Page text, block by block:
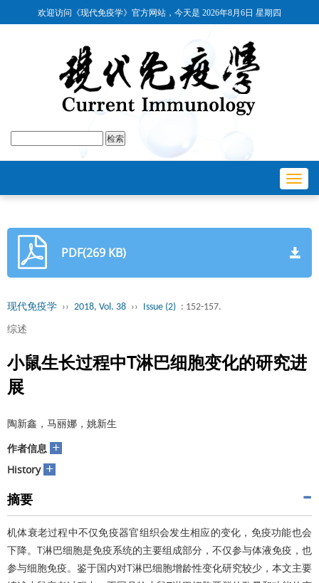
欢迎访问《现代免疫学》官方网站，今天是 2026年8月6日 星期四
PDF(269 KB)
现代免疫学 ›› 2018, Vol. 38 ›› Issue (2) : 152-157.
综述
小鼠生长过程中T淋巴细胞变化的研究进
展
陶新鑫，马丽娜，姚新生
作者信息 +
History +
摘要
机体衰老过程中不仅免疫器官组织会发生相应的变化，免疫功能也会
下降。T淋巴细胞是免疫系统的主要组成部分，不仅参与体液免疫，也
参与细胞免疫。鉴于国内对T淋巴细胞增龄性变化研究较少，本文主要